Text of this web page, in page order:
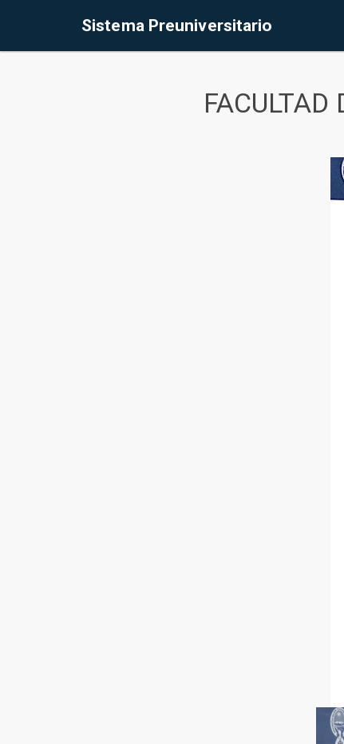
Sistema Preuniversitario